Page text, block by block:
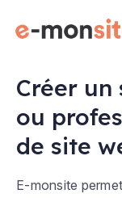
Créer
ou
de site
E-monsite